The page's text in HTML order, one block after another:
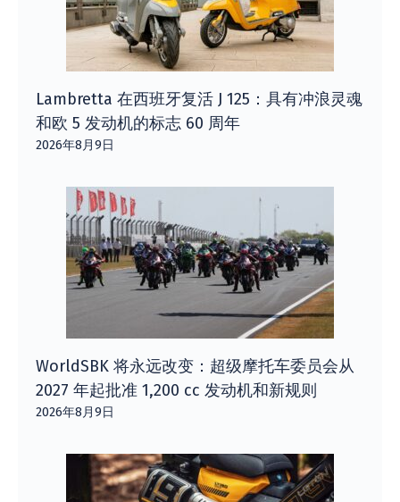
Lambretta 在西班牙复活 J 125：具有冲浪灵魂
和欧 5 发动机的标志 60 周年
2026年8月9日
WorldSBK 将永远改变：超级摩托车委员会从
2027 年起批准 1,200 cc 发动机和新规则
2026年8月9日